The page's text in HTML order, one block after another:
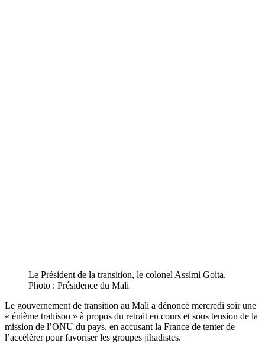
Le Président de la transition, le colonel Assimi Goita.
Photo : Présidence du Mali
Le gouvernement de transition au Mali a dénoncé mercredi soir une
« énième trahison » à propos du retrait en cours et sous tension de la
mission de l’ONU du pays, en accusant la France de tenter de
l’accélérer pour favoriser les groupes jihadistes.